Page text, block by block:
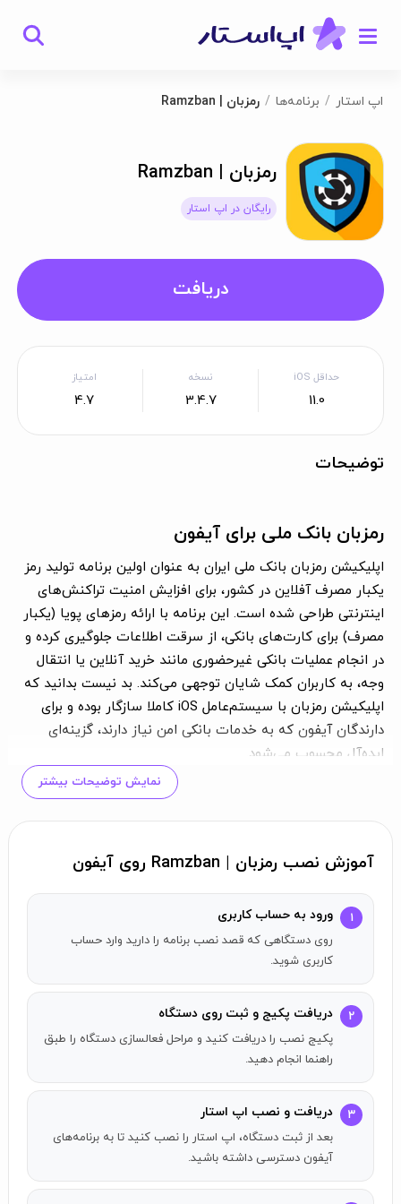
اپ استار برنامه‌ها رمزبان | Ramzban
رمزبان | Ramzban
رایگان در اپ استار
دریافت
حداقل iOS
11.0
نسخه
3.4.7
امتیاز
4.7
توضیحات
رمزبان بانک ملی برای آیفون
اپلیکیشن رمزبان بانک ملی ایران به عنوان اولین برنامه تولید رمز
یکبار مصرف آفلاین در کشور، برای افزایش امنیت تراکنش‌های
اینترنتی طراحی شده است. این برنامه با ارائه رمزهای پویا (یکبار
مصرف) برای کارت‌های بانکی، از سرقت اطلاعات جلوگیری کرده و
در انجام عملیات بانکی غیرحضوری مانند خرید آنلاین یا انتقال
وجه، به کاربران کمک شایان توجهی می‌کند. بد نیست بدانید که
اپلیکیشن رمزبان با سیستم‌عامل iOS کاملا سازگار بوده و برای
دارندگان آیفون که به خدمات بانکی امن نیاز دارند، گزینه‌ای
ایده‌آل محسوب می‌شود.
امکانات و ویژگی‌های رمزبان برای آیفون
به‌صورت مختصر به آن‌ها اشاره خواهیم کرد:
ابطال خودکار رمز پس از ۶۰ ثانیه
پشتیبانی از رمز اول و دوم در شبکه شتاب
قفل خودکار اپلیکیشن
احراز هویت دو مرحله‌ای
کپی و حذف رمزها
ارسال پیامک خودکار برای امنیت
این ویژگی‌ها به کاربران کمک می‌کند تا بدون نگرانی از هک یا
سوءاستفاده، تراکنش‌های خود را مدیریت کنند.
نحوه نصب و فعال‌سازی رمزبان در آیفون
برای نصب رمزبان روی آیفون کافی است به استورهای ایرانی
نمایش توضیحات بیشتر
آموزش نصب رمزبان | Ramzban روی آیفون
۱ ورود به حساب کاربری
روی دستگاهی که قصد نصب برنامه را دارید وارد حساب
کاربری شوید.
۲ دریافت پکیج و ثبت روی دستگاه
پکیج نصب را دریافت کنید و مراحل فعالسازی دستگاه را طبق
راهنما انجام دهید.
۳ دریافت و نصب اپ استار
بعد از ثبت دستگاه، اپ استار را نصب کنید تا به برنامه‌های
آیفون دسترسی داشته باشید.